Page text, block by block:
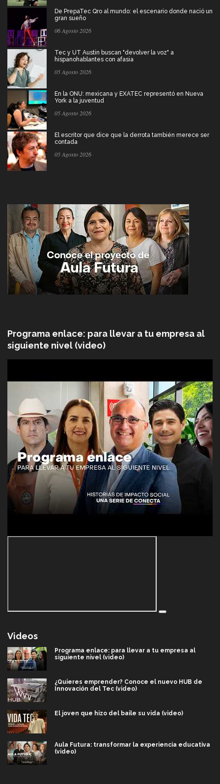
De PrepaTec Qro al mundo: el escenario donde nació un
gran sueño
06 Agosto 2026
Tec y UT Austin buscan "devolver la voz" a
hispanohablantes con afasia
05 Agosto 2026
En la ONU: mexicana y EXATEC representó en Nueva
York a la juventud
05 Agosto 2026
El escritor que dice que la derrota también merece ser
contada
05 Agosto 2026
Programa enlace: para llevar a tu empresa al
siguiente nivel (video)
Videos
Programa enlace: para llevar a tu empresa al
siguiente nivel (video)
¿Quieres emprender? Conoce el nuevo HUB de
Innovación del Tec (video)
El joven que hizo del baile su vida (video)
Aula Futura: transformar la experiencia educativa
(video)